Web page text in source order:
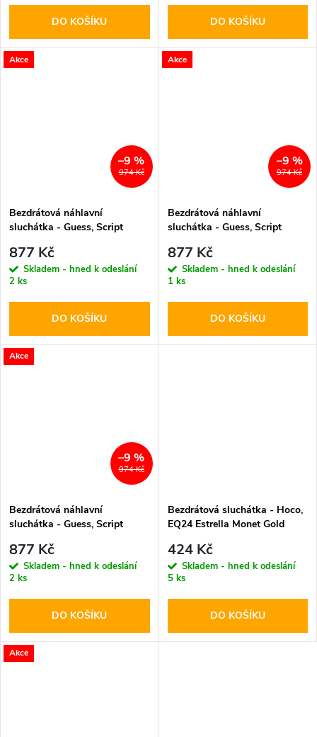
DO KOŠÍKU DO KOŠÍKU
Akce
974 Kč
–9 %
Bezdrátová náhlavní
sluchátka - Guess, Script
877 Kč
Skladem - hned k odeslání
2 ks
DO KOŠÍKU
Akce
974 Kč
–9 %
Bezdrátová náhlavní
sluchátka - Guess, Script
877 Kč
Skladem - hned k odeslání
1 ks
DO KOŠÍKU
Akce
974 Kč
–9 %
Bezdrátová náhlavní
sluchátka - Guess, Script
877 Kč
Skladem - hned k odeslání
2 ks
DO KOŠÍKU
Bezdrátová sluchátka - Hoco,
EQ24 Estrella Monet Gold
424 Kč
Skladem - hned k odeslání
5 ks
DO KOŠÍKU
Akce